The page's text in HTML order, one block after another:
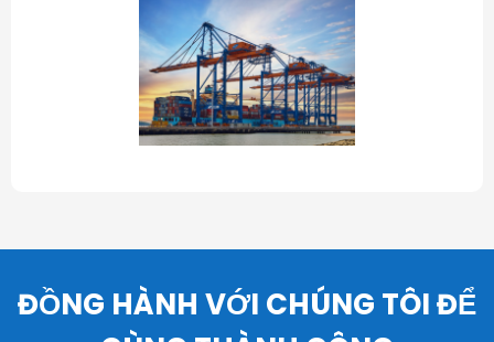
ĐỒNG HÀNH VỚI CHÚNG TÔI ĐỂ